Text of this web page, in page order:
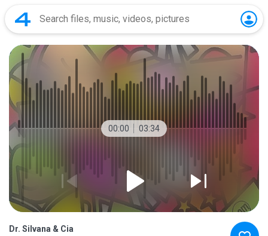
00:00 03:34
Dr. Silvana & Cia